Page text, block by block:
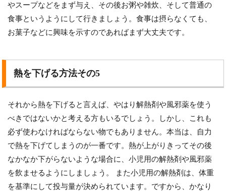
やスープなどをまず与え、その後お粥や雑炊、そして普通の
食事というようにして行きましょう。食事は摂らなくても、
お菓子などに興味を示すのであればまず大丈夫です。
熱を下げる方法その5
それから熱を下げると言えば、やはり解熱剤や風邪薬を使う
べきではないかと考える方もいるでしょう。しかし、これも
必ず使わなければならない物でもありません。本当は、自力
で熱を下げてしまうのが一番です。熱が上がりきってその後
なかなか下がらないような場合に、小児用の解熱剤や風邪薬
を飲ませるようにしましょう。 また小児用の解熱剤は、体重
を基準にして投与量が決められています。ですから、かなり